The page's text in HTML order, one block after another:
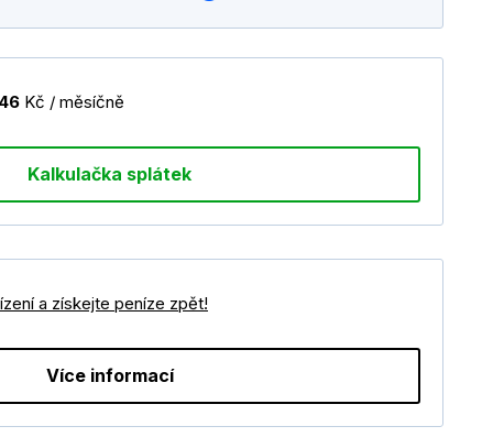
Kč / měsíčně
Kalkulačka splátek
a získejte peníze zpět!
Více informací